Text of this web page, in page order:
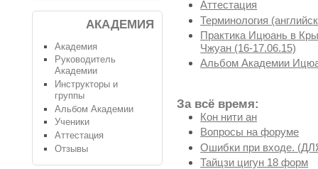
Аттестация
Терминология
Практика Ицюань в
Чжуан (16-17.06.15)
Альбом Академии
За всё время:
Кон нити ан
Вопросы на форуме
Ошибки при входе.
Тайцзи цигун 18 форм
АКАДЕМИЯ
Академия
Руководитель
Академии
Инструкторы и
группы
Альбом Академии
Ученики
Аттестация
Отзывы